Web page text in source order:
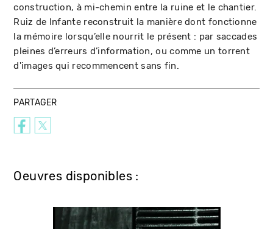
construction, à mi-chemin entre la ruine et le chantier.
Ruiz de Infante reconstruit la manière dont fonctionne
la mémoire lorsqu’elle nourrit le présent : par saccades
pleines d’erreurs d’information, ou comme un torrent
d'images qui recommencent sans fin.
PARTAGER
Oeuvres disponibles :